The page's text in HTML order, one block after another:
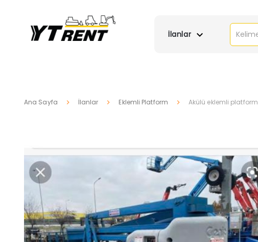
İlanlar
Ana Sayfa İlanlar Eklemli Platform Akülü eklemli platform